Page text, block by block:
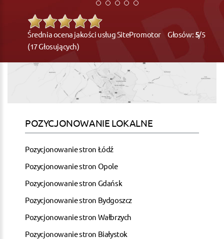
Średnia ocena jakości usług SitePromotor Głosów: 5/5
(17 Głosujących)
POZYCJONOWANIE LOKALNE
Pozycjonowanie stron Łódź
Pozycjonowanie stron Opole
Pozycjonowanie stron Gdańsk
Pozycjonowanie stron Bydgoszcz
Pozycjonowanie stron Wałbrzych
Pozycjonowanie stron Białystok